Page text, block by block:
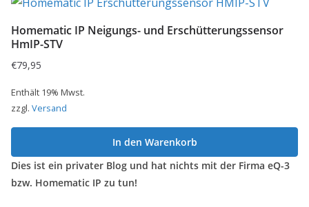
Homematic IP Neigungs- und Erschütterungssensor
HmIP-STV
€79,95
Enthält 19% Mwst.
zzgl. Versand
In den Warenkorb
Dies ist ein privater Blog und hat nichts mit der Firma eQ-3
bzw. Homematic IP zu tun!